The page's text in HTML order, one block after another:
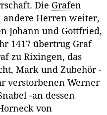
Die Grafen
Herren weiter,
Johann und Gottfried,
1417 übertrug Graf
zu Rixingen, das
Mark und Zubehör -
verstorbenen Werner
-an dessen
von